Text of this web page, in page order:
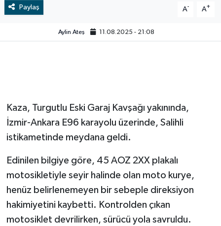
Paylaş A- A+
Aylin Ateş 11.08.2025 - 21:08
Kaza, Turgutlu Eski Garaj Kavşağı yakınında,
İzmir-Ankara E96 karayolu üzerinde, Salihli
istikametinde meydana geldi.
Edinilen bilgiye göre, 45 AOZ 2XX plakalı
motosikletiyle seyir halinde olan moto kurye,
henüz belirlenemeyen bir sebeple direksiyon
hakimiyetini kaybetti. Kontrolden çıkan
motosiklet devrilirken, sürücü yola savruldu.